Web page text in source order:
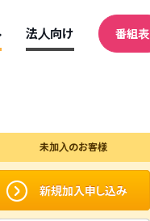
法人向け 番組表
未加入のお客様